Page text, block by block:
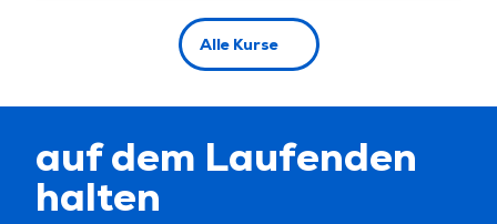
Alle Kurse
auf dem Laufenden
halten